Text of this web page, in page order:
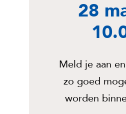
28
Meld je aan
zo goed
worden